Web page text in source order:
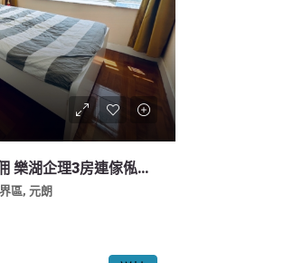
【天水圍嘉湖山莊】免佣 樂湖企理3房連傢俬電器 極高層全公園景
區, 元朗